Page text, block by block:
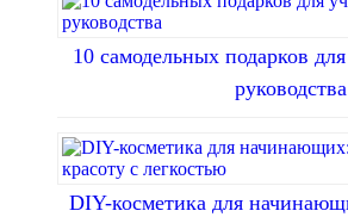
10 самодельных подарков
руководства
DIY-косметика для